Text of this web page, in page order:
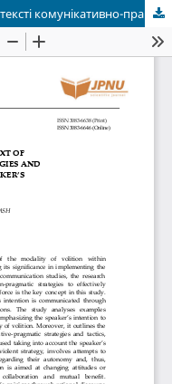
Модальність волевиявлення в контексті комунікативно-прагматичних стратегій і тактик реалізації інтенцій мовця